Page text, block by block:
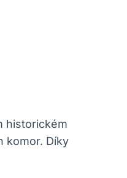
historickém
komor. Díky